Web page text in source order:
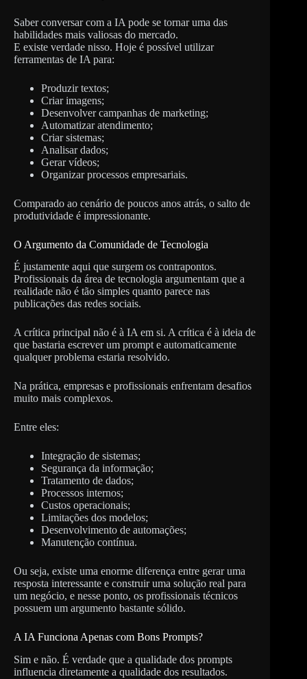
Saber conversar com a IA pode se tornar uma das
habilidades mais valiosas do mercado.
E existe verdade nisso. Hoje é possível utilizar
ferramentas de IA para:
Produzir textos;
Criar imagens;
Desenvolver campanhas de marketing;
Automatizar atendimento;
Criar sistemas;
Analisar dados;
Gerar vídeos;
Organizar processos empresariais.
Comparado ao cenário de poucos anos atrás, o salto de
produtividade é impressionante.
O Argumento da Comunidade de Tecnologia
É justamente aqui que surgem os contrapontos.
Profissionais da área de tecnologia argumentam que a
realidade não é tão simples quanto parece nas
publicações das redes sociais.
A crítica principal não é à IA em si. A crítica é à ideia de
que bastaria escrever um prompt e automaticamente
qualquer problema estaria resolvido.
Na prática, empresas e profissionais enfrentam desafios
muito mais complexos.
Entre eles:
Integração de sistemas;
Segurança da informação;
Tratamento de dados;
Processos internos;
Custos operacionais;
Limitações dos modelos;
Desenvolvimento de automações;
Manutenção contínua.
Ou seja, existe uma enorme diferença entre gerar uma
resposta interessante e construir uma solução real para
um negócio, e nesse ponto, os profissionais técnicos
possuem um argumento bastante sólido.
A IA Funciona Apenas com Bons Prompts?
Sim e não. É verdade que a qualidade dos prompts
influencia diretamente a qualidade dos resultados.